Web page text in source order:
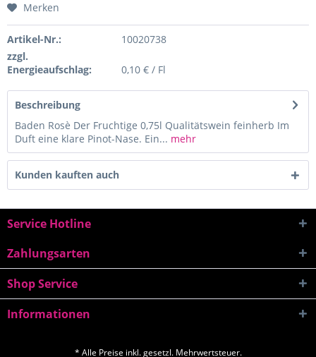
Merken
Artikel-Nr.:
10020738
zzgl.
Energieaufschlag:
0,10 € / Fl
Beschreibung
Baden Rosè Der Fruchtige 0,75l Qualitätswein feinherb Im
Duft eine klare Pinot-Nase. Ein... mehr
Kunden kauften auch
Service Hotline
Zahlungsarten
Shop Service
Informationen
* Alle Preise inkl. gesetzl. Mehrwertsteuer.